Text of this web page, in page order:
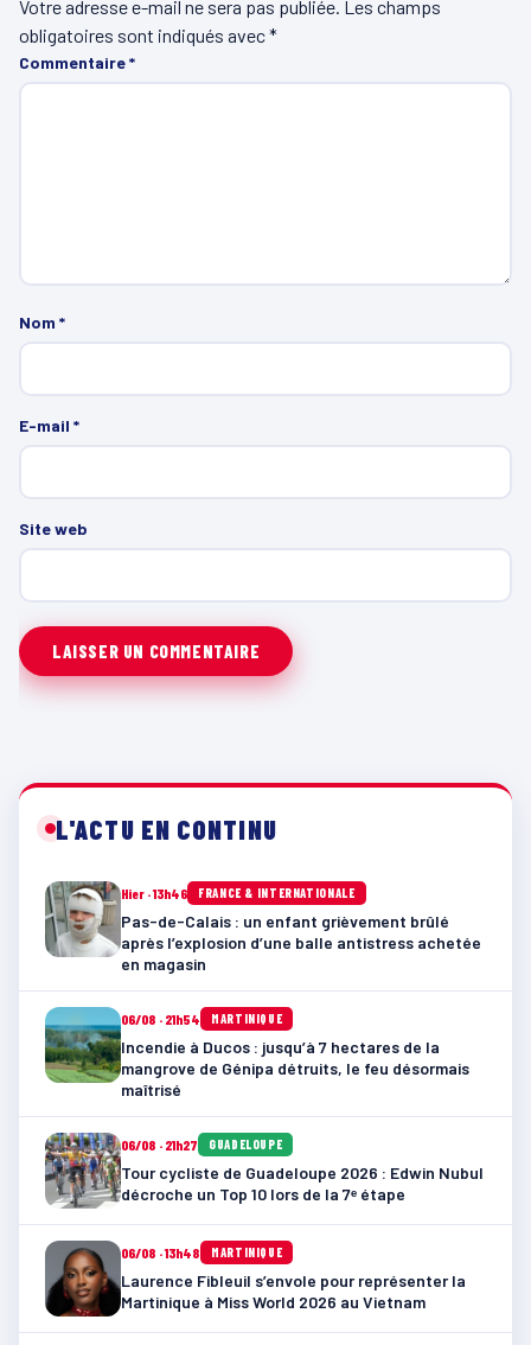
Votre adresse e-mail ne sera pas publiée. Les champs
obligatoires sont indiqués avec*
Commentaire*
Nom *
E-mail *
Site web
L'ACTU EN CONTINU
Hier · 13h46 FRANCE & INTERNATIONALE
Pas-de-Calais : un enfant grièvement brûlé
après l’explosion d’une balle antistress achetée
en magasin
06/08 · 21h54 MARTINIQUE
Incendie à Ducos : jusqu’à 7 hectares de la
mangrove de Génipa détruits, le feu désormais
maîtrisé
06/08 · 21h27 GUADELOUPE
Tour cycliste de Guadeloupe 2026 : Edwin Nubul
décroche un Top 10 lors de la 7ᵉ étape
06/08 · 13h48 MARTINIQUE
Laurence Fibleuil s’envole pour représenter la
Martinique à Miss World 2026 au Vietnam